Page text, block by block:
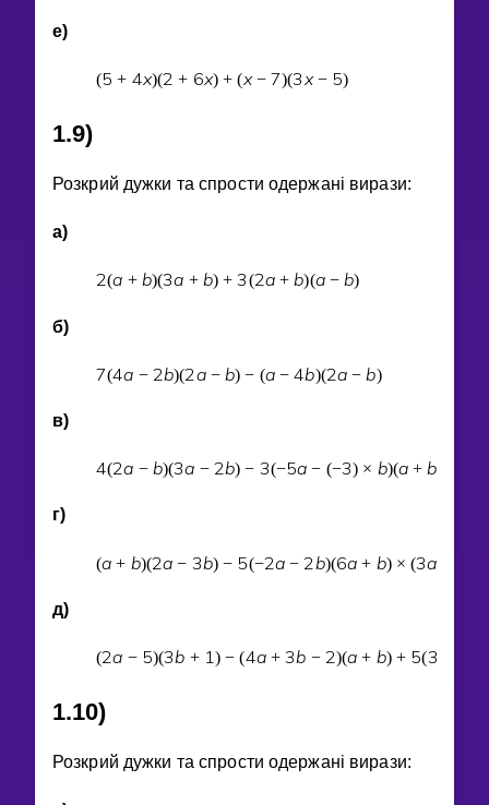
е)
(5 + 4x)(2 + 6x) + (x − 7)(3x − 5)
1.9)
Розкрий дужки та спрости одержанi вирази:
а)
2(a + b)(3a + b) + 3(2a + b)(a − b)
б)
7(4a − 2b)(2a − b) − (a − 4b)(2a − b)
в)
4(2a − b)(3a − 2b) − 3(−5a − (−3) × b)(a + b
г)
(a + b)(2a − 3b) − 5(−2a − 2 b)(6a + b) × (3a
д)
(2a − 5)(3b + 1 ) − (4a + 3b − 2)(a + b) + 5(3
1.10)
Розкрий дужки та спрости одержанi вирази: